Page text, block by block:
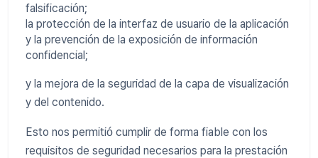
falsificación;
la protección de la interfaz de usuario de la aplicación
y la prevención de la exposición de información
confidencial;
y la mejora de la seguridad de la capa de visualización
y del contenido.
Esto nos permitió cumplir de forma fiable con los
requisitos de seguridad necesarios para la prestación